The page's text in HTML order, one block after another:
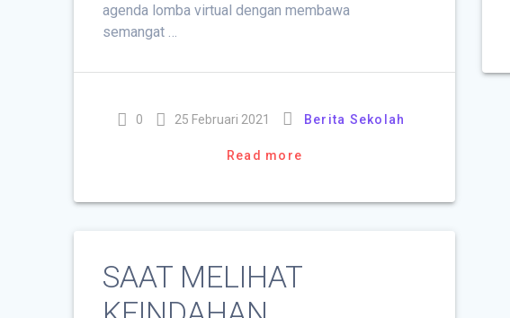
agenda lomba virtual dengan membawa
semangat …
0 25 Februari 2021 Berita Sekolah
Read more
SAAT MELIHAT